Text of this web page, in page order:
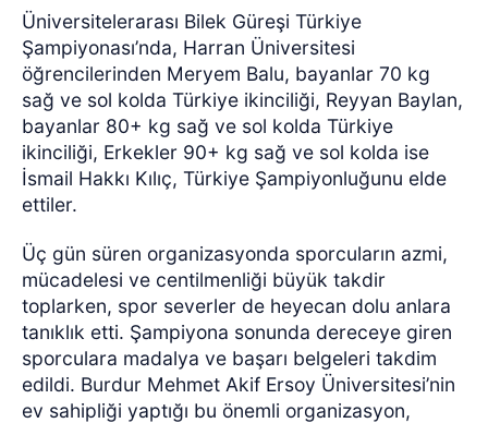
Üniversitelerarası Bilek Güreşi Türkiye
Şampiyonası’nda, Harran Üniversitesi
öğrencilerinden Meryem Balu, bayanlar 70 kg
sağ ve sol kolda Türkiye ikinciliği, Reyyan Baylan,
bayanlar 80+ kg sağ ve sol kolda Türkiye
ikinciliği, Erkekler 90+ kg sağ ve sol kolda ise
İsmail Hakkı Kılıç, Türkiye Şampiyonluğunu elde
ettiler.
Üç gün süren organizasyonda sporcuların azmi,
mücadelesi ve centilmenliği büyük takdir
toplarken, spor severler de heyecan dolu anlara
tanıklık etti. Şampiyona sonunda dereceye giren
sporculara madalya ve başarı belgeleri takdim
edildi. Burdur Mehmet Akif Ersoy Üniversitesi’nin
ev sahipliği yaptığı bu önemli organizasyon,